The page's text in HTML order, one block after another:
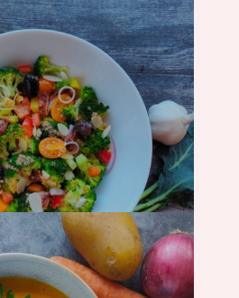
Salat